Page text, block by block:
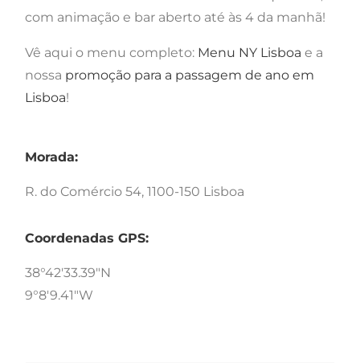
com animação e bar aberto até às 4 da manhã!
Vê aqui o menu completo: Menu NY Lisboa e a
nossa promoção para a passagem de ano em
Lisboa!
Morada:
R. do Comércio 54, 1100-150 Lisboa
Coordenadas GPS:
38°42'33.39"N
9°8'9.41"W